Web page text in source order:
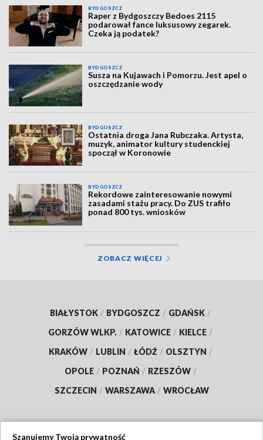
BYDGOSZCZ
Raper z Bydgoszczy Bedoes 2115
podarował fance luksusowy zegarek.
Czeka ją podatek?
BYDGOSZCZ
Susza na Kujawach i Pomorzu. Jest apel o
oszczędzanie wody
BYDGOSZCZ
Ostatnia droga Jana Rubczaka. Artysta,
muzyk, animator kultury studenckiej
spoczął w Koronowie
BYDGOSZCZ
Rekordowe zainteresowanie nowymi
zasadami stażu pracy. Do ZUS trafiło
ponad 800 tys. wniosków
ZOBACZ WIĘCEJ
BIAŁYSTOK / BYDGOSZCZ / GDAŃSK /
GORZÓW WLKP. / KATOWICE / KIELCE /
KRAKÓW / LUBLIN / ŁÓDŹ / OLSZTYN /
OPOLE / POZNAŃ / RZESZÓW /
SZCZECIN / WARSZAWA / WROCŁAW
Szanujemy Twoją prywatność